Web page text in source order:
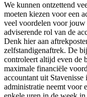
We kunnen ontzettend
moeten kiezen voor een
veel voordelen voor jouw
adviserende rol van de
Denk hier aan
zelfstandigenaftrek. De
controleert altijd even de
maximale financiële
accountant uit
administratie neemt voor